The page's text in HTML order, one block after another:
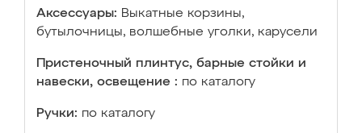
Аксессуары: Выкатные корзины,
бутылочницы, волшебные уголки, карусели
Пристеночный плинтус, барные стойки и
навески, освещение : по каталогу
Ручки: по каталогу